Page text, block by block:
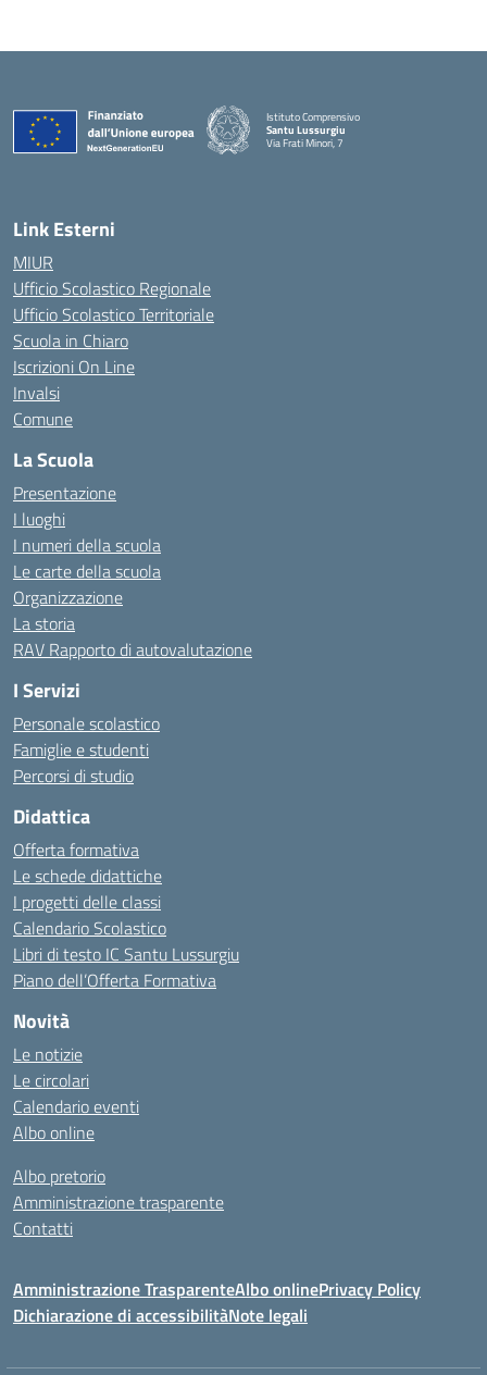
Istituto Comprensivo
Santu Lussurgiu
Via Frati Minori, 7
Link Esterni
MIUR
Ufficio Scolastico Regionale
Ufficio Scolastico Territoriale
Scuola in Chiaro
Iscrizioni On Line
Invalsi
Comune
La Scuola
Presentazione
I luoghi
I numeri della scuola
Le carte della scuola
Organizzazione
La storia
RAV Rapporto di autovalutazione
I Servizi
Personale scolastico
Famiglie e studenti
Percorsi di studio
Didattica
Offerta formativa
Le schede didattiche
I progetti delle classi
Calendario Scolastico
Libri di testo IC Santu Lussurgiu
Piano dell’Offerta Formativa
Novità
Le notizie
Le circolari
Calendario eventi
Albo online
Albo pretorio
Amministrazione trasparente
Contatti
Amministrazione TrasparenteAlbo onlinePrivacy Policy
Dichiarazione di accessibilitàNote legali